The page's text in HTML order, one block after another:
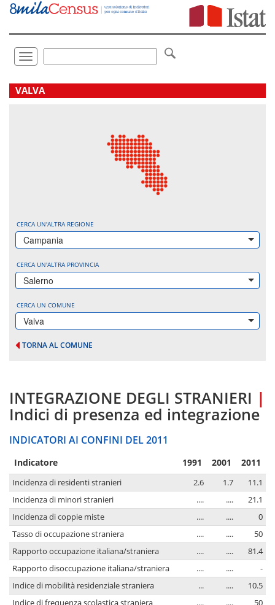
Vai
direttamente
Toggle
navigation
.
VALVA
CERCA UN'ALTRA REGIONE
Campania
CERCA UN'ALTRA PROVINCIA
Salerno
CERCA UN COMUNE
Valva
TORNA AL COMUNE
INTEGRAZIONE DEGLI STRANIERI |
Indici di presenza ed integrazione
INDICATORI AI CONFINI DEL 2011
Indicatore 1991 2001 2011
Incidenza di residenti stranieri 2.6 1.7
11.1
Incidenza di minori stranieri
.... ....
21.1
Incidenza di coppie miste
.... ....
0
Tasso di occupazione straniera
.... ....
50
Rapporto occupazione italiana/straniera
.... ....
81.4
Rapporto disoccupazione italiana/straniera
.... ....
-
Indice di mobilità residenziale straniera
... ....
10.5